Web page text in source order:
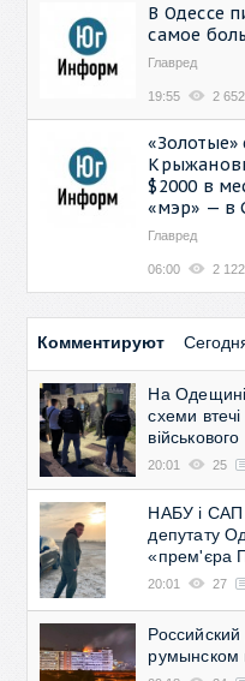
В Одессе
самое
Главред
19:55 2 652
«Золотые»
$2000 в
«мэр» — в
Главред
06:00 2 122
Комментируют
На Одещині
схеми
військового
20:01 25
НАБУ і САП
депутату
«прем'єра
20:01 27
румынском